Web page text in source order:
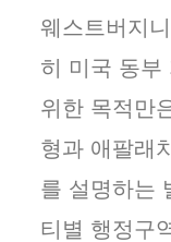
웨스트버지
히 미국 동부
위한 목적만
형과 애팔래
를 설명하는
티별 행정구